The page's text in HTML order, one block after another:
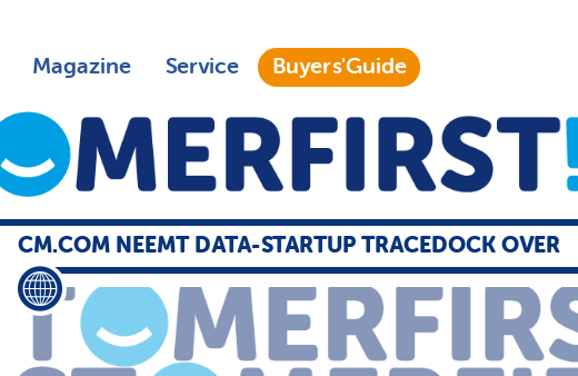
Magazine Service Buyers'Guide
CM.COM NEEMT DATA-STARTUP TRACEDOCK OVER